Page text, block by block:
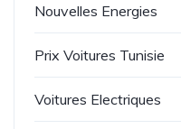
Nouvelles Energies
Prix Voitures Tunisie
Voitures Electriques